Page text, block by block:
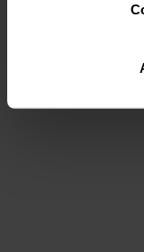
Lees hier meer
Via "Cookie